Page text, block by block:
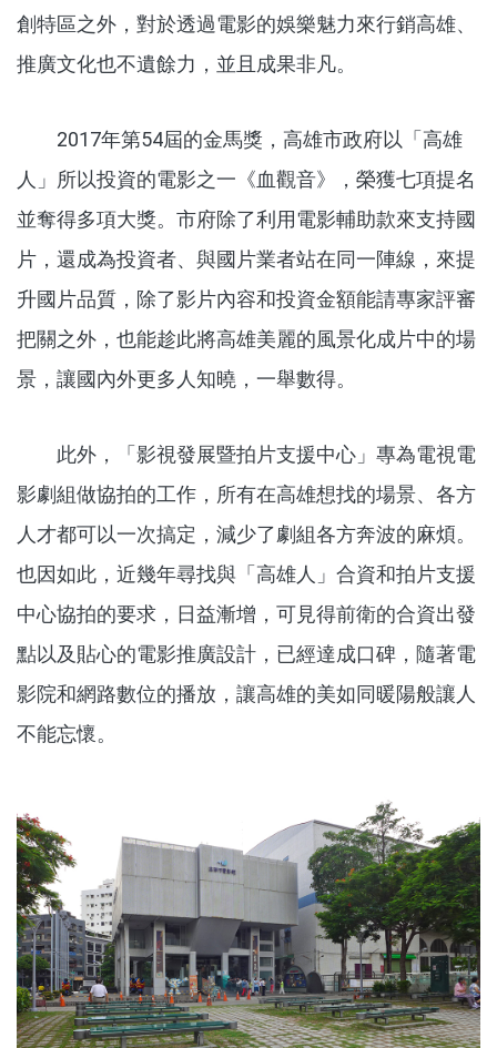
創特區之外，對於透過電影的娛樂魅力來行銷高雄、
推廣文化也不遺餘力，並且成果非凡。
2017年第54屆的金馬獎，高雄市政府以「高雄
人」所以投資的電影之一《血觀音》，榮獲七項提名
並奪得多項大獎。市府除了利用電影輔助款來支持國
片，還成為投資者、與國片業者站在同一陣線，來提
升國片品質，除了影片內容和投資金額能請專家評審
把關之外，也能趁此將高雄美麗的風景化成片中的場
景，讓國內外更多人知曉，一舉數得。
此外，「影視發展暨拍片支援中心」專為電視電
影劇組做協拍的工作，所有在高雄想找的場景、各方
人才都可以一次搞定，減少了劇組各方奔波的麻煩。
也因如此，近幾年尋找與「高雄人」合資和拍片支援
中心協拍的要求，日益漸增，可見得前衛的合資出發
點以及貼心的電影推廣設計，已經達成口碑，隨著電
影院和網路數位的播放，讓高雄的美如同暖陽般讓人
不能忘懷。